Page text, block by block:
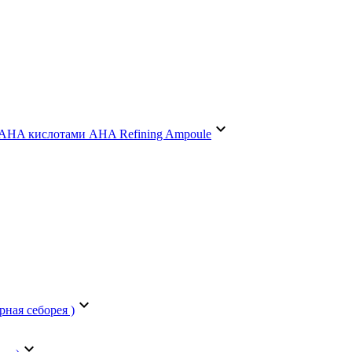
кислотами AHA Refining Ampoule keyboard_arrow_down
себорея ) keyboard_arrow_down